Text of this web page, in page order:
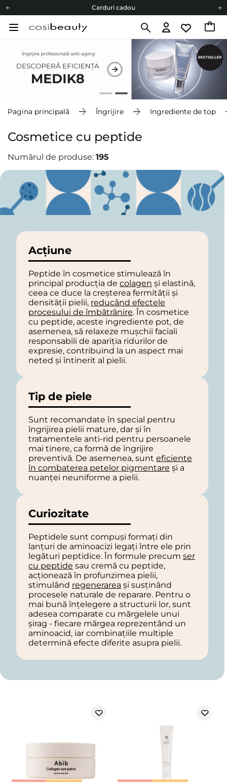
Carduri cadou
Livrare mai ieftină pentru comenzile de la 150 RON!
Carduri cadou
Livrare mai ieftină pentru comenzile de la 150 RON!
Pagina principală Îngrijire Ingrediente de top
Cosmetice cu peptide
Numărul de produse: 195
Acțiune
Peptide în cosmetice stimulează în
principal producția de colagen și elastină,
ceea ce duce la creșterea fermității și
densității pielii, reducând efectele
procesului de îmbătrânire. În cosmetice
cu peptide, aceste ingrediente pot, de
asemenea, să relaxeze mușchii faciali
responsabili de apariția ridurilor de
expresie, contribuind la un aspect mai
neted și întinerit al pielii.
Tip de piele
Sunt recomandate în special pentru
îngrijirea pielii mature, dar și în
tratamentele anti-rid pentru persoanele
mai tinere, ca formă de îngrijire
preventivă. De asemenea, sunt eficiente
în combaterea petelor pigmentare și a
nuanței neuniforme a pielii.
Curiozitate
Peptidele sunt compuși formați din
lanțuri de aminoacizi legați între ele prin
legături peptidice. În formule precum ser
cu peptide sau cremă cu peptide,
acționează în profunzimea pielii,
stimulând regenerarea și susținând
procesele naturale de reparare. Pentru o
mai bună înțelegere a structurii lor, sunt
adesea comparate cu mărgelele unui
șirag - fiecare mărgea reprezentând un
aminoacid, iar combinațiile multiple
determină efecte diferite asupra pielii.